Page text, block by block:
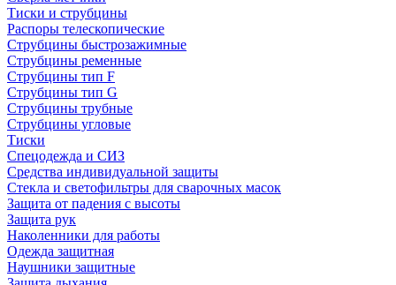
Тиски и струбцины
Распоры телескопические
Струбцины быстрозажимные
Струбцины ременные
Струбцины тип F
Струбцины тип G
Струбцины трубные
Струбцины угловые
Тиски
Спецодежда и СИЗ
Средства индивидуальной защиты
Стекла и светофильтры для сварочных масок
Защита от падения с высоты
Защита рук
Наколенники для работы
Одежда защитная
Наушники защитные